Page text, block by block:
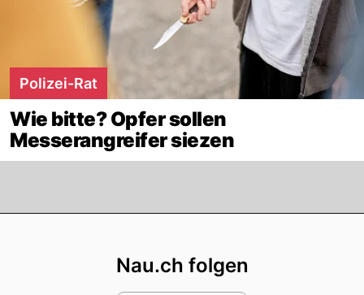
Polizei-Rat
Wie bitte? Opfer sollen
Messerangreifer siezen
Nau.ch folgen